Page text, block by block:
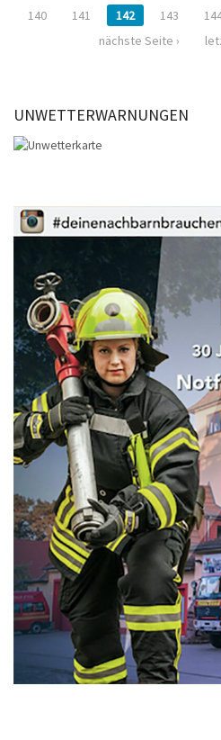
140
141 142 143
nächste Seite ›
UNWETTERWARNUNGEN